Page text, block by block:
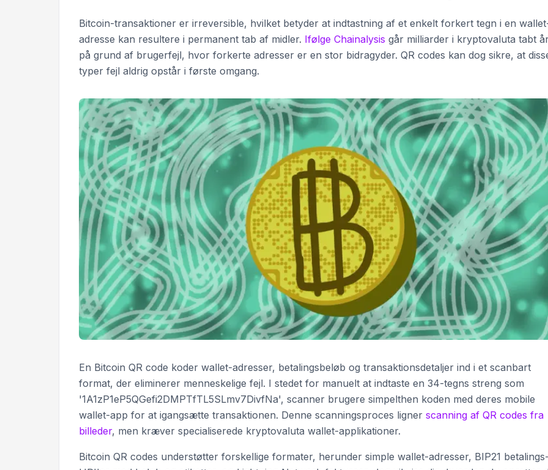
Bitcoin-transaktioner er irreversible, hvilket betyder at indtastning af et enkelt forkert tegn i en
adresse kan resultere i permanent tab af midler. Ifølge Chainalysis går milliarder i kryptovaluta tabt
på grund af brugerfejl, hvor forkerte adresser er en stor bidragyder. QR codes kan dog sikre, at
typer fejl aldrig opstår i første omgang.
En Bitcoin QR code koder wallet-adresser, betalingsbeløb og transaktionsdetaljer ind i et scanbart
format, der eliminerer menneskelige fejl. I stedet for manuelt at indtaste en 34-tegns streng som
'1A1zP1eP5QGefi2DMPTfTL5SLmv7DivfNa', scanner brugere simpelthen koden med deres mobile
wallet-app for at igangsætte transaktionen. Denne scanningsproces ligner scanning af QR codes fra
billeder, men kræver specialiserede kryptovaluta wallet-applikationer.
Bitcoin QR codes understøtter forskellige formater, herunder simple wallet-adresser, BIP21